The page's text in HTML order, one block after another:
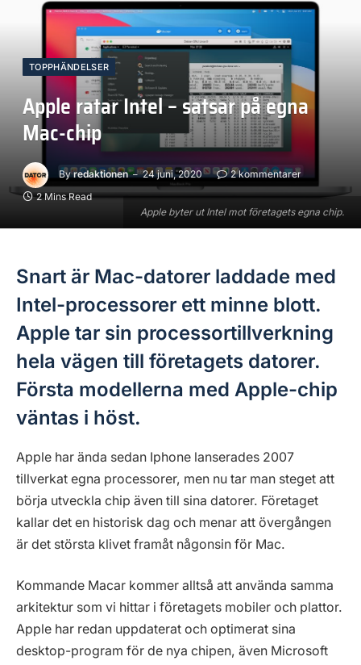
Apple byter ut Intel mot företagets egna chip.
TOPPHÄNDELSER
Apple ratar Intel – satsar på egna
Mac-chip
By redaktionen 24 juni, 2020
2 kommentarer
2 Mins Read
Snart är Mac-datorer laddade med
Intel-processorer ett minne blott.
Apple tar sin processortillverkning
hela vägen till företagets datorer.
Första modellerna med Apple-chip
väntas i höst.
Apple har ända sedan Iphone lanserades 2007
tillverkat egna processorer, men nu tar man steget att
börja utveckla chip även till sina datorer. Företaget
kallar det en historisk dag och menar att övergången
är det största klivet framåt någonsin för Mac.
Kommande Macar kommer alltså att använda samma
arkitektur som vi hittar i företagets mobiler och plattor.
Apple har redan uppdaterat och optimerat sina
desktop-program för de nya chipen, även Microsoft